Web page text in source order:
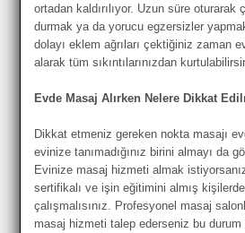
ortadan kaldırılıyor. Uzun süre
durmak ya da yorucu egzersizler
dolayı eklem ağrıları çektiğiniz zaman
alarak tüm sıkıntılarınızdan
Evde Masaj Alırken Nelere Dikkat
Dikkat etmeniz gereken nokta masajı
evinize tanımadığınız birini almayı da
Evinize masaj hizmeti almak
sertifikalı ve işin eğitimini almış
çalışmalısınız. Profesyonel masaj
masaj hizmeti talep ederseniz bu durum